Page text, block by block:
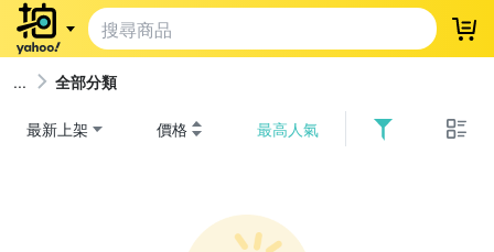
登
全部分類
最新上架 價格 最高人氣